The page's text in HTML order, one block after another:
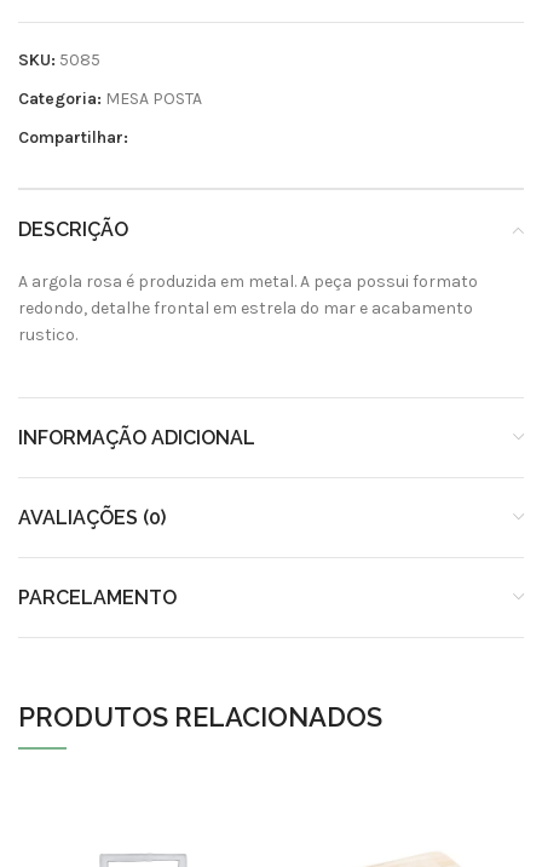
SKU: 5085
Categoria: MESA POSTA
Compartilhar:
DESCRIÇÃO
A argola rosa é produzida em metal. A peça possui formato
redondo, detalhe frontal em estrela do mar e acabamento
rustico.
INFORMAÇÃO ADICIONAL
AVALIAÇÕES (0)
PARCELAMENTO
PRODUTOS RELACIONADOS